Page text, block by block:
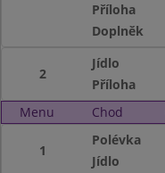
Příloha
Doplněk
2
Jídlo
Příloha
Menu
Chod
1
Polévka
Jídlo